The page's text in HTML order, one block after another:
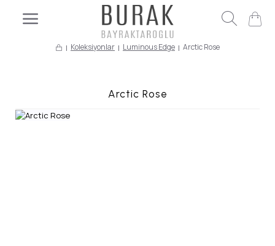
Koleksiyonlar Luminous Edge Arctic Rose
Arctic Rose